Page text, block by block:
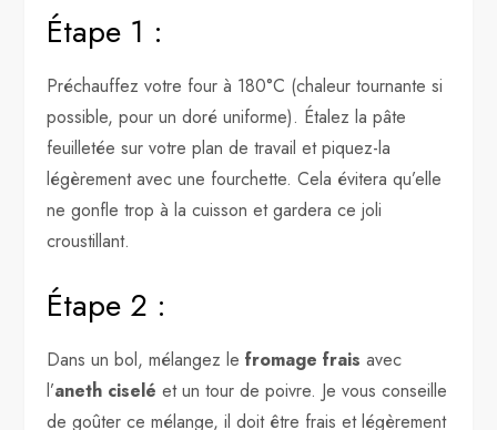
Étape 1 :
Préchauffez votre four à 180°C (chaleur tournante si
possible, pour un doré uniforme). Étalez la pâte
feuilletée sur votre plan de travail et piquez-la
légèrement avec une fourchette. Cela évitera qu’elle
ne gonfle trop à la cuisson et gardera ce joli
croustillant.
Étape 2 :
Dans un bol, mélangez lefromage frais avec
l’aneth ciselé et un tour de poivre. Je vous conseille
de goûter ce mélange, il doit être frais et légèrement